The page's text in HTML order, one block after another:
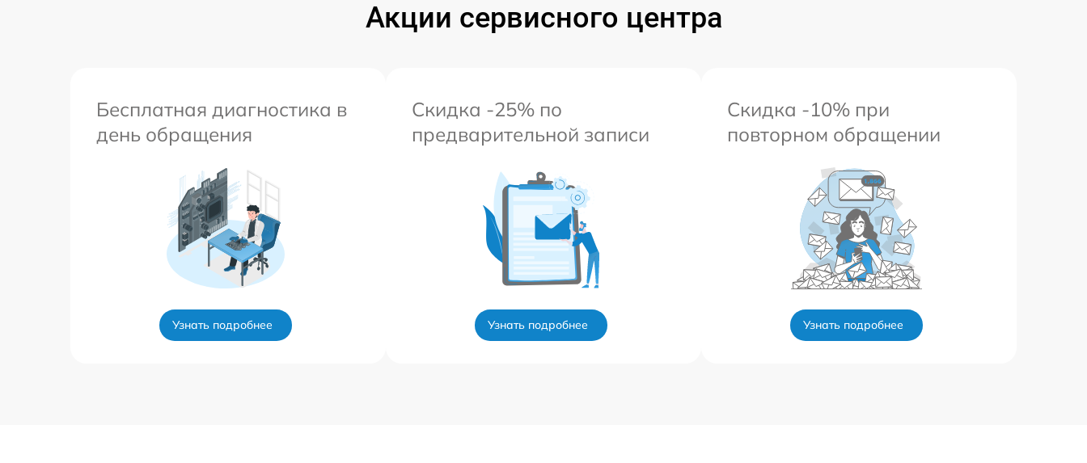
Акции сервисного центра
Бесплатная диагностика в
день обращения
Узнать подробнее
Скидка -25% по
предварительной записи
Узнать подробнее
Скидка -10% при
повторном обращении
Узнать подробнее